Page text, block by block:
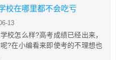
校在哪里都不会吃亏
13
校怎么样?高考成绩已经出来，
?在小编看来即使考的不理想也